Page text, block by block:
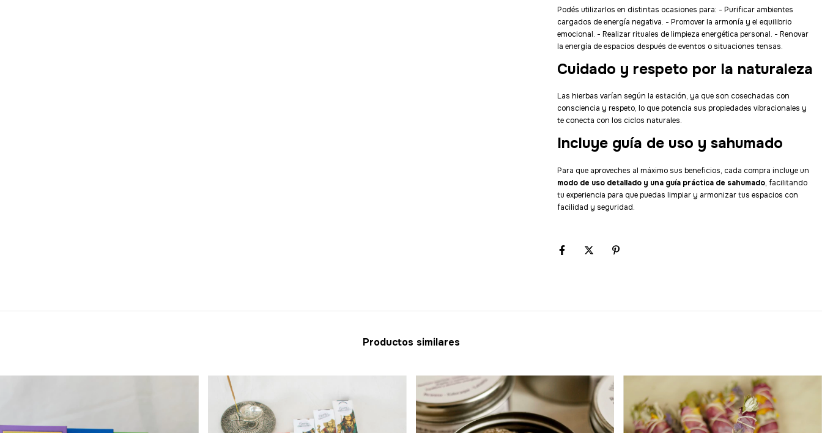
Podés utilizarlos en distintas ocasiones para: - Purificar ambientes
cargados de energía negativa. - Promover la armonía y el equilibrio
emocional. - Realizar rituales de limpieza energética personal. - Renovar
la energía de espacios después de eventos o situaciones tensas.
Cuidado y respeto por la naturaleza
Las hierbas varían según la estación, ya que son cosechadas con
consciencia y respeto, lo que potencia sus propiedades vibracionales y
te conecta con los ciclos naturales.
Incluye guía de uso y sahumado
Para que aproveches al máximo sus beneficios, cada compra incluye un
modo de uso detallado y una guía práctica de sahumado, facilitando
tu experiencia para que puedas limpiar y armonizar tus espacios con
facilidad y seguridad.
Productos similares